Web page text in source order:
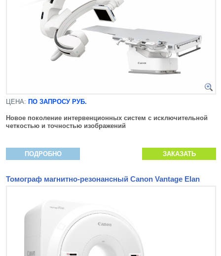
ЦЕНА: ПО ЗАПРОСУ РУБ.
Новое поколение интервенционных систем с исключительной
четкостью и точностью изображений
ПОДРОБНО ЗАКАЗАТЬ
Томограф магнитно-резонансный Canon Vantage Elan